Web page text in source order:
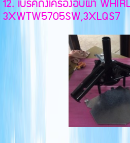
12. เบรคถังเครื่องอบผ้า
3XWTW5705SW,3XLQS7